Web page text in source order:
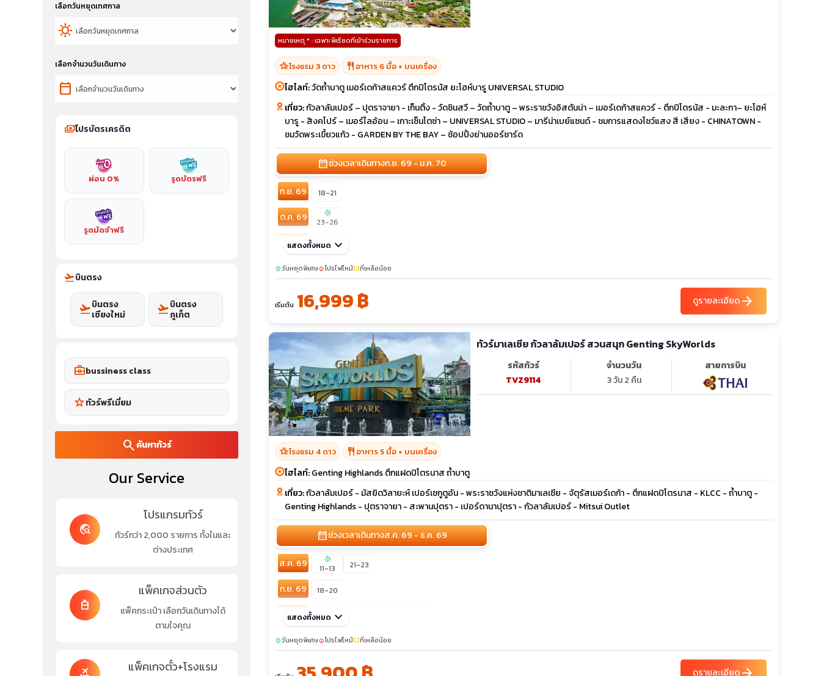
เลือกวันหยุดเทศกาล
sunny
เลือกจำนวนวันเดินทาง
calendar_today
paymentsโปรบัตรเครดิต
ผ่อน 0% รูดบัตรฟรี
รูดมัดจำฟรี
flight_takeoffบินตรง
flight_takeoffบินตรง
เชียงใหม่
flight_takeoffบินตรง
ภูเก็ต
business_centerbussiness class
starทัวร์พรีเมี่ยม
search ค้นหาทัวร์
Our Service
travel_explore
โปรแกรมทัวร์
ทัวร์กว่า 2,000 รายการ ทั้งในและ
ต่างประเทศ
travel_luggage_and_bags
แพ็คเกจส่วนตัว
แพ็คกระเป๋า เลือกวันเดินทางได้
ตามใจคุณ
แพ็คเกจตั๋ว+โรงแรม
หมายเหตุ * : เฉพาะพีเรียดที่เข้าร่วมรายการ
hotel_classโรงแรม 3 ดาว restaurant อาหาร 6 มื้อ + บนเครื่อง
ไฮไลท์:วัดถ้ำบาตู เมอร์เดก้าสแควร์ ตึกปิโตรนัส ยะโฮห์บารู UNIVERSAL STUDIO
เที่ยว:กัวลาลัมเปอร์ – ปุตราจายา - เก็นติ้ง - วัดชินสวี – วัดถ้ำบาตู – พระราชวังอิสตันน่า – เมอร์เดก้าสแควร์ - ตึกปิโตรนัส - มะละกา– ยะโฮห์
บารู - สิงคโปร์ – เมอร์ไลอ้อน – เกาะเซ็นโตซ่า – UNIVERSAL STUDIO – มารีน่าเบย์แซนด์ - ชมการแสดงโชว์แสง สี เสียง - CHINATOWN -
ชมวัดพระเขี้ยวแก้ว - GARDEN BY THE BAY – ช้อปปิ้งย่านออร์ชาร์ด
calendar_monthช่วงเวลาเดินทางก.ย. 69 - ม.ค. 70
ก.ย. 69 18-21
ต.ค. 69 sunny
23-26
พ.ย. 69 20-23
ธ.ค. 69 เต็ม
10-13 30-02 31-03
แสดงทั้งหมด keyboard_arrow_down
sunnyวันหยุดพิเศษlocal_fire_departmentโปรไฟไหม้confirmation_numberที่เหลือน้อย
เริ่มต้น 16,999 ฿ ดูรายละเอียดarrow_forward
ทัวร์มาเลเซีย กัวลาลัมเปอร์ สวนสนุก Genting SkyWorlds
รหัสทัวร์
TVZ9114
จำนวนวัน
3 วัน 2 คืน
สายการบิน
hotel_classโรงแรม 4 ดาว restaurant อาหาร 5 มื้อ + บนเครื่อง
ไฮไลท์:Genting Highlands ตึกแฝดปิโตรนาส ถ้ำบาตู
เที่ยว:กัวลาลัมเปอร์ - มัสยิดวิลายะห์ เปอร์เซกูตูอัน - พระราชวังแห่งชาติมาเลเซีย - จัตุรัสเมอร์เดก้า - ตึกแฝดปิโตรนาส - KLCC - ถ้ำบาตู -
Genting Highlands - ปุตราจายา - สะพานปุตรา - เปอร์ดานาปุตรา - กัวลาลัมเปอร์ - Mitsui Outlet
calendar_monthช่วงเวลาเดินทางส.ค. 69 - ธ.ค. 69
ส.ค. 69 sunny
11-13 21-23
ก.ย. 69 18-20
ต.ค. 69 09-11
พ.ย. 69 06-08 13-15
ธ.ค. 69 27-27
แสดงทั้งหมด keyboard_arrow_down
sunnyวันหยุดพิเศษlocal_fire_departmentโปรไฟไหม้confirmation_numberที่เหลือน้อย
ดูรายละเอียด